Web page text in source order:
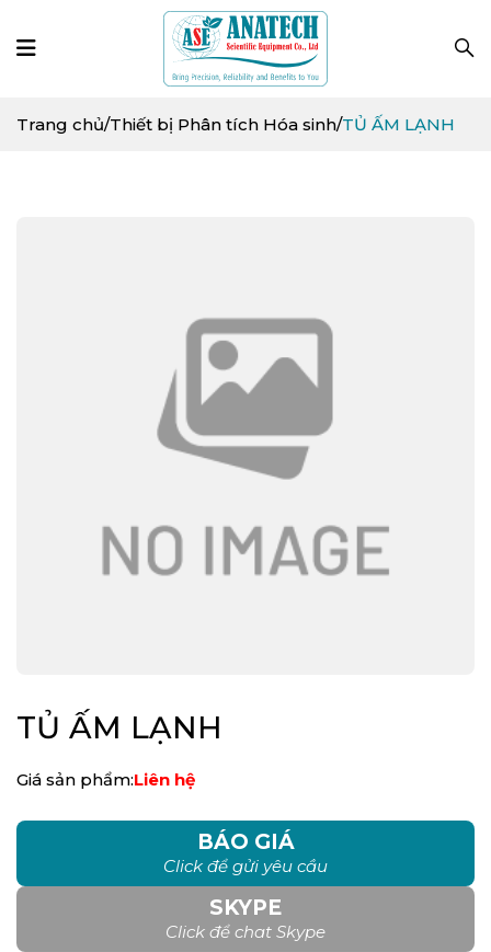
Trang chủ/Thiết bị Phân tích Hóa sinh/TỦ ẤM LẠNH
TỦ ẤM LẠNH
Giá sản phẩm:Liên hệ
BÁO GIÁ
Click để gửi yêu cầu
SKYPE
Click để chat Skype